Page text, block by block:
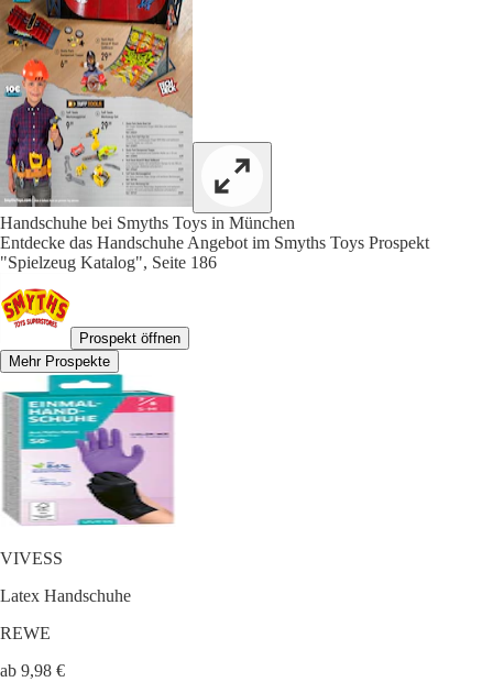
Handschuhe bei Smyths Toys in München
Entdecke das Handschuhe Angebot im Smyths Toys Prospekt
"Spielzeug Katalog", Seite 186
Prospekt öffnen
Mehr Prospekte
VIVESS
Latex Handschuhe
REWE
ab 9,98 €